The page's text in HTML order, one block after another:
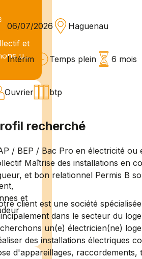
et
u...
et
06/07/2026 Haguenau
Intérim Temps plein 6 mois
Ouvrier btp
recherché
/ BEP / Bac Pro en électricité ou
Maîtrise des installations en
et bon relationnel Permis B
client est une société
dans le secteur du
un(e) électricien(ne)
des installations électriques
d'appareillages,